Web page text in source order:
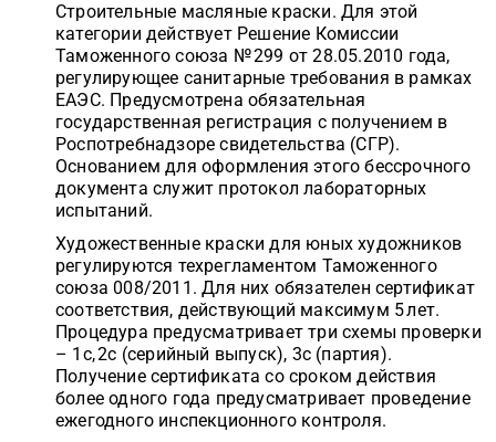
Строительные масляные краски. Для этой
категории действует Решение Комиссии
Таможенного союза № 299 от 28.05.2010 года,
регулирующее санитарные требования в рамках
ЕАЭС. Предусмотрена обязательная
государственная регистрация с получением в
Роспотребнадзоре свидетельства (СГР).
Основанием для оформления этого бессрочного
документа служит протокол лабораторных
испытаний.
Художественные краски для юных художников
регулируются техрегламентом Таможенного
союза 008/2011. Для них обязателен сертификат
соответствия, действующий максимум 5 лет.
Процедура предусматривает три схемы проверки
– 1с, 2с (серийный выпуск), 3с (партия).
Получение сертификата со сроком действия
более одного года предусматривает проведение
ежегодного инспекционного контроля.